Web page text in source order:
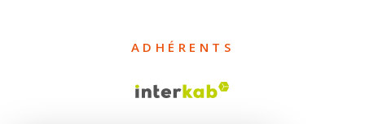
ADHÉRENTS